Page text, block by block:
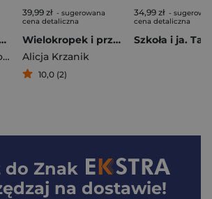
Jak? 500 pytań i odpowiedzi
de Mullenheim Sophie
39,99 zł - sugerowana
cena detaliczna
Wielokropek i przyjaciele. Opowieści o interpunkcji dla najmłodszych
Alicja Krzanik
10,0 (2)
34,99 zł -
cena detaliczna
do Znak
na dostawie!